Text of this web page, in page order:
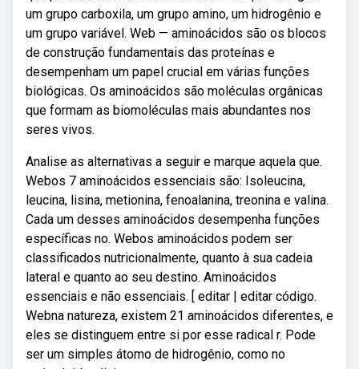
um grupo carboxila, um grupo amino, um hidrogênio e
um grupo variável. Web — aminoácidos são os blocos
de construção fundamentais das proteínas e
desempenham um papel crucial em várias funções
biológicas. Os aminoácidos são moléculas orgânicas
que formam as biomoléculas mais abundantes nos
seres vivos.
Analise as alternativas a seguir e marque aquela que.
Webos 7 aminoácidos essenciais são: Isoleucina,
leucina, lisina, metionina, fenoalanina, treonina e valina.
Cada um desses aminoácidos desempenha funções
específicas no. Webos aminoácidos podem ser
classificados nutricionalmente, quanto à sua cadeia
lateral e quanto ao seu destino. Aminoácidos
essenciais e não essenciais. [ editar | editar código.
Webna natureza, existem 21 aminoácidos diferentes, e
eles se distinguem entre si por esse radical r. Pode
ser um simples átomo de hidrogênio, como no